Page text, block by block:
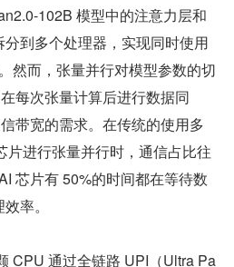
102B 模型中的注意力层和
到多个处理器，实现同时使用
然而，张量并行对模型参数的切
每次张量计算后进行数据同
带宽的需求。在传统的使用多
片进行张量并行时，通信占比往
芯片有 50%的时间都在等待数
率。
CPU 通过全链路 UPI（Ultra Pa